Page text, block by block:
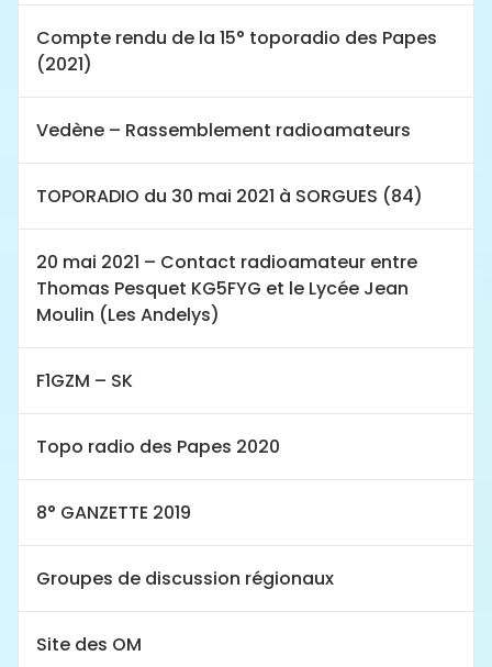
Compte rendu de la 15° toporadio des Papes
(2021)
Vedène – Rassemblement radioamateurs
TOPORADIO du 30 mai 2021 à SORGUES (84)
20 mai 2021 – Contact radioamateur entre
Thomas Pesquet KG5FYG et le Lycée Jean
Moulin (Les Andelys)
F1GZM – SK
Topo radio des Papes 2020
8° GANZETTE 2019
Groupes de discussion régionaux
Site des OM